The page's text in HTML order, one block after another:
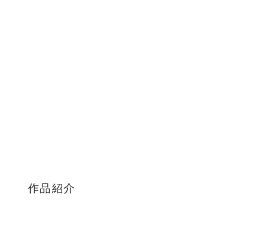
作品紹介